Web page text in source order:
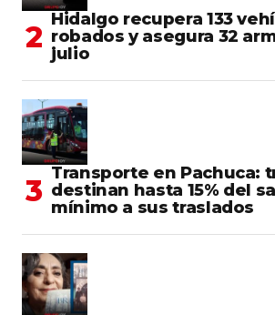
Hidalgo recupera 133
robados y asegura 32
julio
Transporte en Pachuca:
destinan hasta 15% del
mínimo a sus traslados